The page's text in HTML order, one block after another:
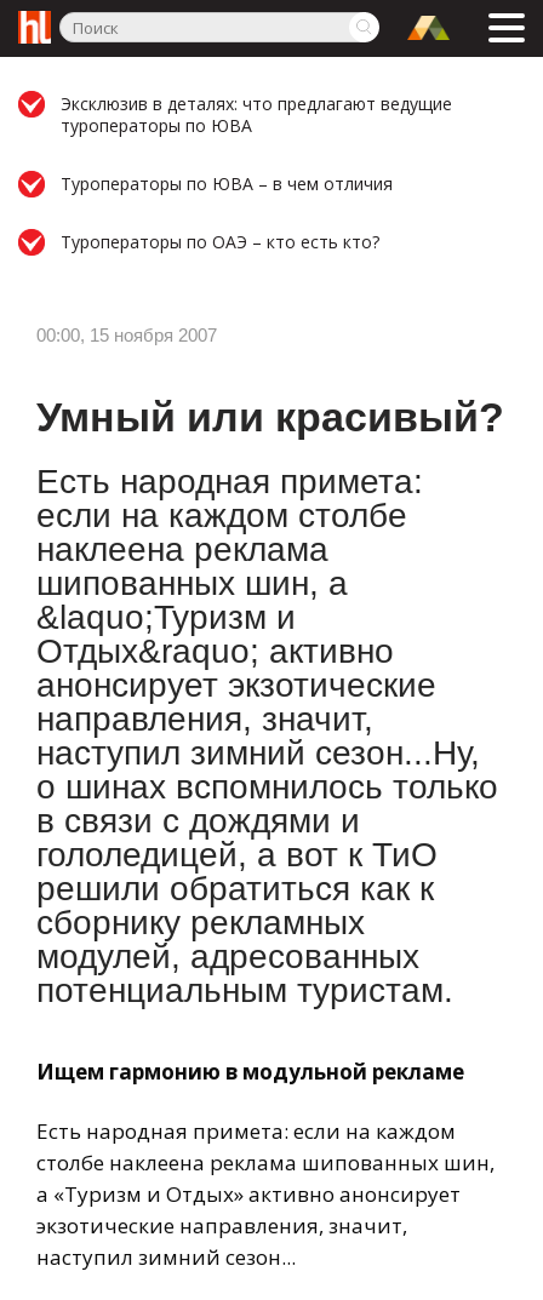
Эксклюзив в деталях: что предлагают ведущие
туроператоры по ЮВА
Туроператоры по ЮВА – в чем отличия
Туроператоры по ОАЭ – кто есть кто?
00:00, 15 ноября 2007
Умный или красивый?
Есть народная примета:
если на каждом столбе
наклеена реклама
шипованных шин, а
&laquo;Туризм и
Отдых&raquo; активно
анонсирует экзотические
направления, значит,
наступил зимний сезон...Ну,
о шинах вспомнилось только
в связи с дождями и
гололедицей, а вот к ТиО
решили обратиться как к
сборнику рекламных
модулей, адресованных
потенциальным туристам.
Ищем гармонию в модульной рекламе
Есть народная примета: если на каждом
столбе наклеена реклама шипованных шин,
а «Туризм и Отдых» активно анонсирует
экзотические направления, значит,
наступил зимний сезон...